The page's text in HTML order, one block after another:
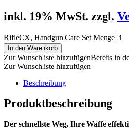
inkl. 19% MwSt. zzgl.
RifleCX, Handgun Care Set Menge
In den Warenkorb
Zur Wunschliste hinzufügenBereits in
Zur Wunschliste hinzufügen
Beschreibung
Produktbeschreibung
Der schnellste Weg, Ihre Waffe